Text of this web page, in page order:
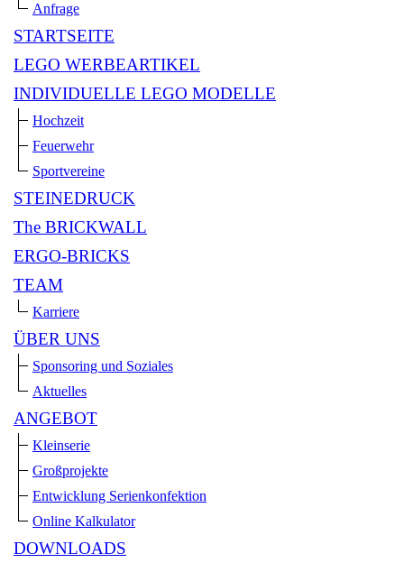
Anfrage
STARTSEITE
LEGO WERBEARTIKEL
INDIVIDUELLE LEGO MODELLE
Hochzeit
Feuerwehr
Sportvereine
STEINEDRUCK
The BRICKWALL
ERGO-BRICKS
TEAM
Karriere
ÜBER UNS
Sponsoring und Soziales
Aktuelles
ANGEBOT
Kleinserie
Großprojekte
Entwicklung Serienkonfektion
Online Kalkulator
DOWNLOADS